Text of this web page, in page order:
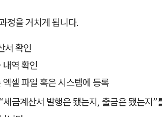
정을 거치게 됩니다.
서 확인
내역 확인
셀 파일 혹은 시스템에 등록
금계산서 발행은 됐는지, 출금은 됐는지”